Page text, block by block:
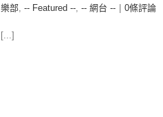
樂部, -- Featured --, -- 網台 -- 0條評論
[...]